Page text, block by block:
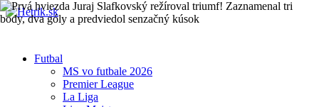
Futbal
MS vo futbale 2026
Premier League
La Liga